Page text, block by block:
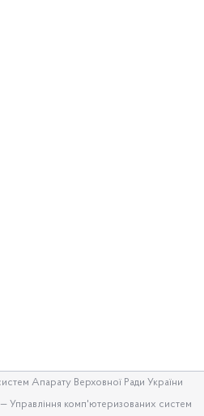
Апарату Верховної Ради України
—Управління комп'ютеризованих систем